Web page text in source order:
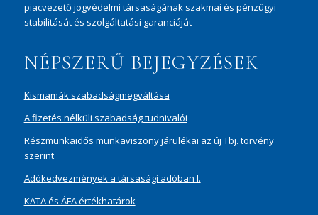
piacvezető jogvédelmi társaságának szakmai és pénzügyi
stabilitását és szolgáltatási garanciáját
NÉPSZERŰ BEJEGYZÉSEK
Kismamák szabadságmegváltása
A fizetés nélküli szabadság tudnivalói
Részmunkaidős munkaviszony járulékai az új Tbj. törvény
szerint
Adókedvezmények a társasági adóban I.
KATA és ÁFA értékhatárok